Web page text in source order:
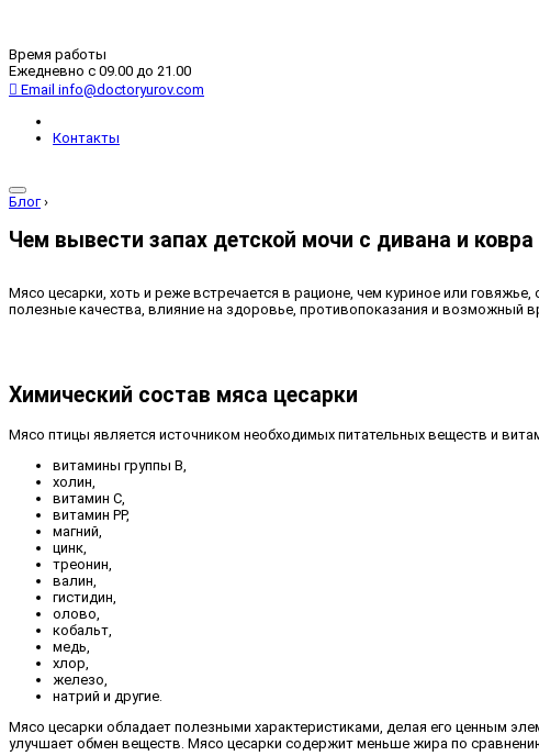
Время работы
Ежедневно с 09.00 до 21.00
Email info@doctoryurov.com
Контакты
Блог ›
Чем вывести запах детской мочи с дивана и ковра
Мясо цесарки, хоть и реже встречается в рационе, чем куриное или
полезные качества, влияние на здоровье, противопоказания и возможный
Химический состав мяса цесарки
Мясо птицы является источником необходимых питательных веществ и
витамины группы B,
холин,
витамин C,
витамин PP,
магний,
цинк,
треонин,
валин,
гистидин,
олово,
кобальт,
медь,
хлор,
железо,
натрий и другие.
Мясо цесарки обладает полезными характеристиками, делая его ценным
улучшает обмен веществ. Мясо цесарки содержит меньше жира по